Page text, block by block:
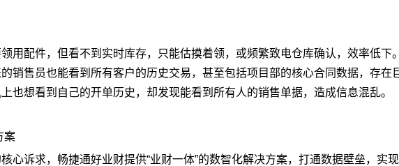
用配件，但看不到实时库存，只能估摸着领，或频繁致电仓库确认，效率低下
销售员也能看到所有客户的历史交易，甚至包括项目部的核心合同数据，存在
也想看到自己的开单历史，却发现能看到所有人的销售单据，造成信息混乱。
案
心诉求，畅捷通好业财提供“业财一体”的数智化解决方案，打通数据壁垒，实